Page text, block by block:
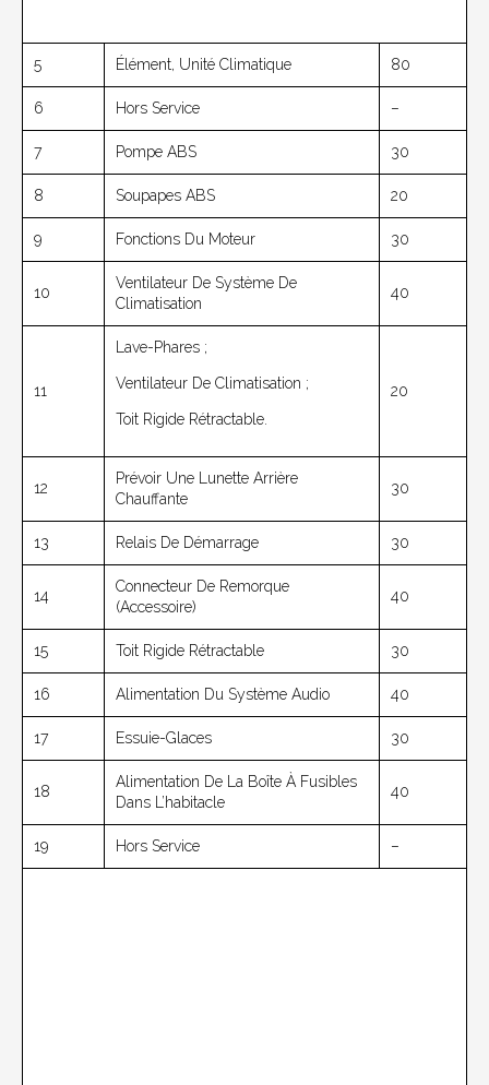
5 Élément, Unité Climatique 80
6 Hors Service –
7 Pompe ABS 30
8 Soupapes ABS 20
9 Fonctions Du Moteur 30
10
Ventilateur De Système De
Climatisation
40
11
Lave-Phares ;
Ventilateur De Climatisation ;
Toit Rigide Rétractable.
20
12
Prévoir Une Lunette Arrière
Chauffante
30
13 Relais De Démarrage 30
14
Connecteur De Remorque
(accessoire)
40
15 Toit Rigide Rétractable 30
16 Alimentation Du Système Audio 40
17 Essuie-Glaces 30
18
Alimentation De La Boîte À Fusibles
Dans L’habitacle
40
19 Hors Service –